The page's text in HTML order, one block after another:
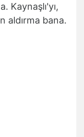
Kaynaşlı'yı,
aldırma bana.